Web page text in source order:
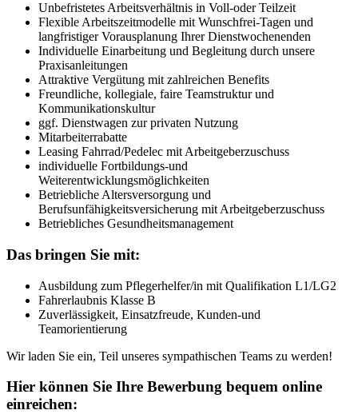
Unbefristetes Arbeitsverhältnis in Voll-oder Teilzeit
Flexible Arbeitszeitmodelle mit Wunschfrei-Tagen und
langfristiger Vorausplanung Ihrer Dienstwochenenden
Individuelle Einarbeitung und Begleitung durch unsere
Praxisanleitungen
Attraktive Vergütung mit zahlreichen Benefits
Freundliche, kollegiale, faire Teamstruktur und
Kommunikationskultur
ggf. Dienstwagen zur privaten Nutzung
Mitarbeiterrabatte
Leasing Fahrrad/Pedelec mit Arbeitgeberzuschuss
individuelle Fortbildungs-und
Weiterentwicklungsmöglichkeiten
Betriebliche Altersversorgung und
Berufsunfähigkeitsversicherung mit Arbeitgeberzuschuss
Betriebliches Gesundheitsmanagement
Das bringen Sie mit:
Ausbildung zum Pflegerhelfer/in mit Qualifikation L1/LG2
Fahrerlaubnis Klasse B
Zuverlässigkeit, Einsatzfreude, Kunden-und
Teamorientierung
Wir laden Sie ein, Teil unseres sympathischen Teams zu werden!
Hier können Sie Ihre Bewerbung bequem online
einreichen: